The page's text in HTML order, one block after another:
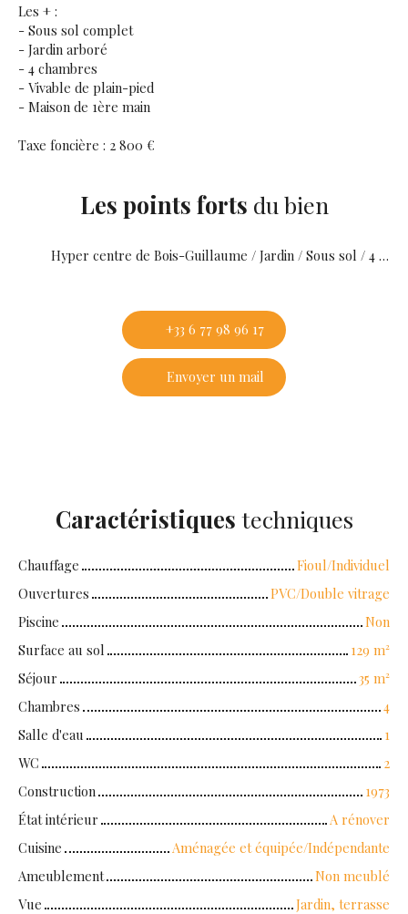
Les + :
- Sous sol complet
- Jardin arboré
- 4 chambres
- Vivable de plain-pied
- Maison de 1ère main
Taxe foncière : 2 800 €
Les points forts du bien
Hyper centre de Bois-Guillaume / Jardin / Sous sol / 4 chambres
+33 6 77 98 96 17
Envoyer un mail
Caractéristiques techniques
Chauffage
Fioul/Individuel
Ouvertures
PVC/Double vitrage
Piscine
Non
Surface au sol
129 m²
Séjour
35 m²
Chambres
4
Salle d'eau
1
WC
2
Construction
1973
État intérieur
A rénover
Cuisine
Aménagée et équipée/Indépendante
Ameublement
Non meublé
Vue
Jardin, terrasse